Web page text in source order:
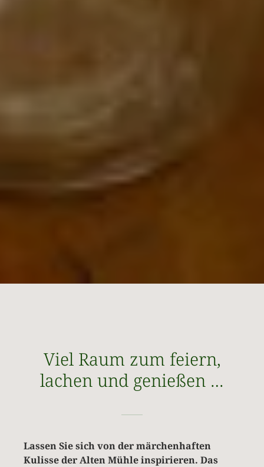
Viel Raum zum feiern,
lachen und genießen …
Lassen Sie sich von der märchenhaften
Kulisse der Alten Mühle inspirieren. Das